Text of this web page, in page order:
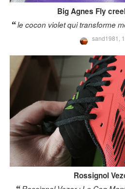
Big Agnes Fly
le cocon violet qui transforme
sand1981,
Rossignol